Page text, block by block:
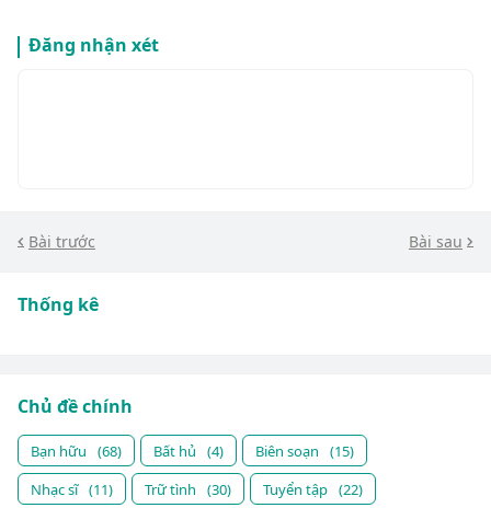
Đăng nhận xét
Bài trước Bài sau
Thống kê
Chủ đề chính
Bạn hữu (68) Bất hủ (4) Biên soạn
(15)
Nhạc sĩ (11) Trữ tình (30) Tuyển tập (22)